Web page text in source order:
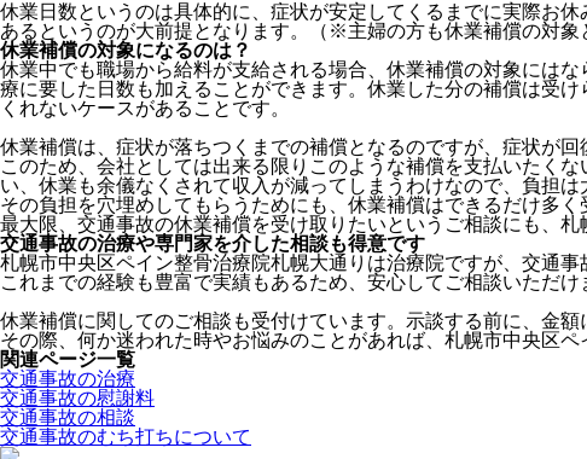
休業日数というのは具体的に、症状が安定してくるまでに実際お
あるというのが大前提となります。（※主婦の方も休業補償の対象
休業補償の対象になるのは？
休業中でも職場から給料が支給される場合、休業補償の対象には
療に要した日数も加えることができます。休業した分の補償は受
くれないケースがあることです。
休業補償は、症状が落ちつくまでの補償となるのですが、症状が
このため、会社としては出来る限りこのような補償を支払いたく
い、休業も余儀なくされて収入が減ってしまうわけなので、負担は
その負担を穴埋めしてもらうためにも、休業補償はできるだけ多く
最大限、交通事故の休業補償を受け取りたいというご相談にも、
交通事故の治療や専門家を介した相談も得意です
札幌市中央区ペイン整骨治療院札幌大通りは治療院ですが、交通事
これまでの経験も豊富で実績もあるため、安心してご相談いただけ
休業補償に関してのご相談も受付けています。示談する前に、金
その際、何か迷われた時やお悩みのことがあれば、札幌市中央区
関連ページ一覧
交通事故の治療
交通事故の慰謝料
交通事故の相談
交通事故のむち打ちについて